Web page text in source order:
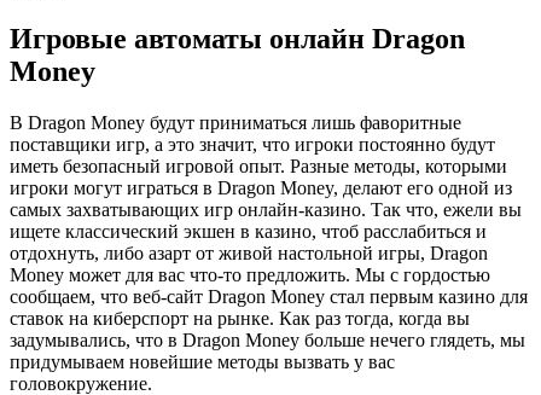
Игровые автоматы онлайн Dragon
Money
В Dragon Money будут приниматься лишь фаворитные
поставщики игр, а это значит, что игроки постоянно будут
иметь безопасный игровой опыт. Разные методы, которыми
игроки могут играться в Dragon Money, делают его одной из
самых захватывающих игр онлайн-казино. Так что, ежели вы
ищете классический экшен в казино, чтоб расслабиться и
отдохнуть, либо азарт от живой настольной игры, Dragon
Money может для вас что-то предложить. Мы с гордостью
сообщаем, что веб-сайт Dragon Money стал первым казино для
ставок на киберспорт на рынке. Как раз тогда, когда вы
задумывались, что в Dragon Money больше нечего глядеть, мы
придумываем новейшие методы вызвать у вас
головокружение.